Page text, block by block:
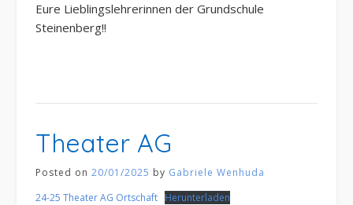
Eure Lieblingslehrerinnen der Grundschule
Steinenberg!!
Theater AG
Posted on 20/01/2025 by Gabriele Wenhuda
24-25 Theater AG Ortschaft Herunterladen